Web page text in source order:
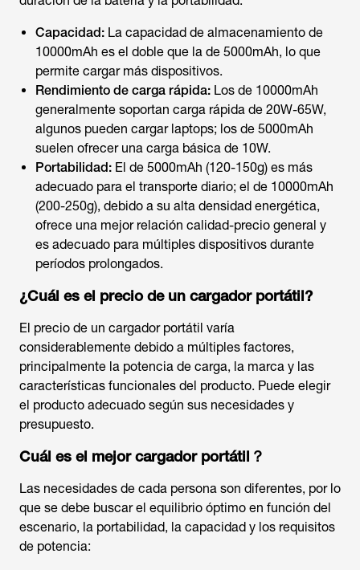
Capacidad: La capacidad de almacenamiento de
10000mAh es el doble que la de 5000mAh, lo que
permite cargar más dispositivos.
Rendimiento de carga rápida: Los de 10000mAh
generalmente soportan carga rápida de 20W-65W,
algunos pueden cargar laptops; los de 5000mAh
suelen ofrecer una carga básica de 10W.
Portabilidad: El de 5000mAh (120-150g) es más
adecuado para el transporte diario; el de 10000mAh
(200-250g), debido a su alta densidad energética,
ofrece una mejor relación calidad-precio general y
es adecuado para múltiples dispositivos durante
períodos prolongados.
¿Cuál es el precio de un cargador portátil?
El precio de un cargador portátil varía
considerablemente debido a múltiples factores,
principalmente la potencia de carga, la marca y las
características funcionales del producto. Puede elegir
el producto adecuado según sus necesidades y
presupuesto.
Cuál es el mejor cargador portátil？
Las necesidades de cada persona son diferentes, por lo
que se debe buscar el equilibrio óptimo en función del
escenario, la portabilidad, la capacidad y los requisitos
de potencia: